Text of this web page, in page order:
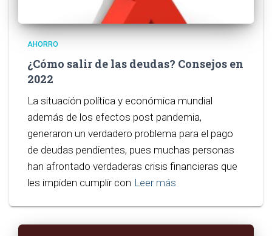
AHORRO
¿Cómo salir de las deudas? Consejos en
2022
La situación política y económica mundial
además de los efectos post pandemia,
generaron un verdadero problema para el pago
de deudas pendientes, pues muchas personas
han afrontado verdaderas crisis financieras que
les impiden cumplir con Leer más